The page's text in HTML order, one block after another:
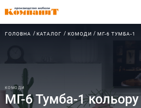
ГОЛОВНА КАТАЛОГ КОМОДИ МГ-6 ТУМБА-1
КОМОДИ
МГ-6 Тумба-1